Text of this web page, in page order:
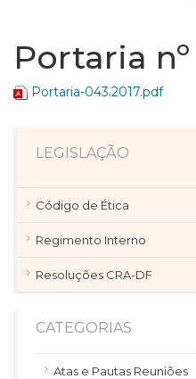
Portaria
Portaria-043.2017.pdf
LEGISLAÇÃO
Código de Ética
Regimento Interno
Resoluções CRA-DF
CATEGORIAS
Atas e Pautas Reuniões